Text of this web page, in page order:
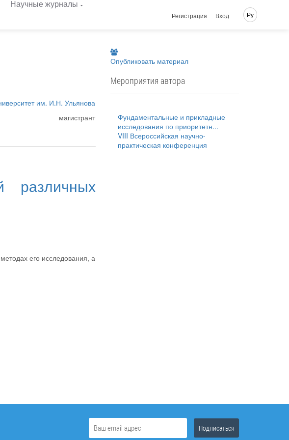
Научные журналы
Регистрация Вход Ру
им. И.Н. Ульянова
магистрант
различных
его исследования, а
Опубликовать материал
Мероприятия автора
Фундаментальные и прикладные
исследования по приоритетн...
VIII Всероссийская научно-
практическая конференция